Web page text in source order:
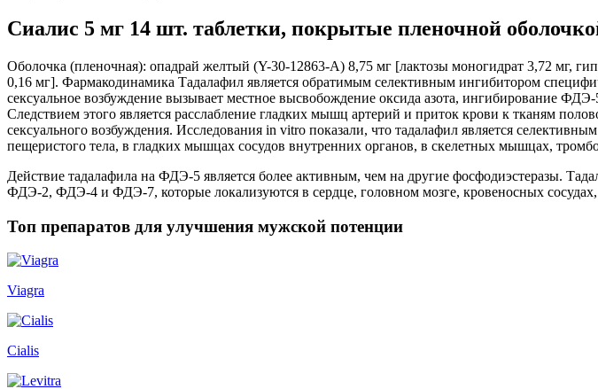
Сиалис 5 мг 14 шт. таблетки, покрытые пленочной
Оболочка (пленочная): опадрай желтый (Y-30-12863-A) 8,75 мг [лактозы моногидрат 3,72 мг,
0,16 мг]. Фармакодинамика Тадалафил является обратимым селективным ингибитором
сексуальное возбуждение вызывает местное высвобождение оксида азота, ингибирование
Следствием этого является расслабление гладких мышц артерий и приток крови к тканям
сексуального возбуждения. Исследования in vitro показали, что тадалафил является
пещеристого тела, в гладких мышцах сосудов внутренних органов, в скелетных мышцах,
Действие тадалафила на ФДЭ-5 является более активным, чем на другие фосфодиэстеразы.
ФДЭ-2, ФДЭ-4 и ФДЭ-7, которые локализуются в сердце, головном мозге, кровеносных
Топ препаратов для улучшения мужской потенции
Viagra
Cialis